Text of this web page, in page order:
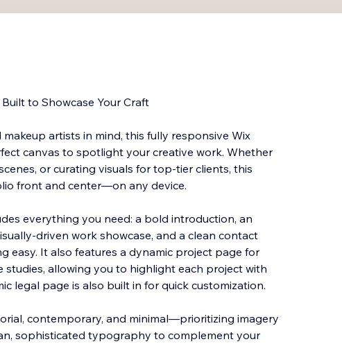
to Showcase Your Craft
artists in mind, this fully responsive Wix
canvas to spotlight your creative work. Whether
or curating visuals for top-tier clients, this
front and center—on any device.
everything you need: a bold introduction, an
driven work showcase, and a clean contact
easy. It also features a dynamic project page for
studies, allowing you to highlight each project with
legal page is also built in for quick customization.
contemporary, and minimal—prioritizing imagery
sophisticated typography to complement your